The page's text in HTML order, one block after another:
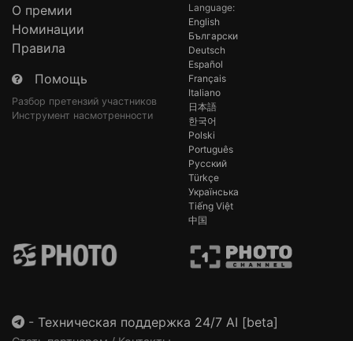
О премии
Номинации
Правила
Помощь
Разбор претензий участников
Инструмент насмотренности
Language:
English
Български
Deutsch
Español
Français
Italiano
日本語
한국어
Polski
Português
Русский
Türkçe
Українська
Tiếng Việt
中国
- Техническая поддержка 24/7 AI [beta]